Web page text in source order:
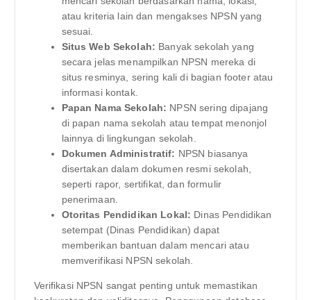
atau kriteria lain dan mengakses NPSN yang
sesuai.
Situs Web Sekolah: Banyak sekolah yang
secara jelas menampilkan NPSN mereka di
situs resminya, sering kali di bagian footer atau
informasi kontak.
Papan Nama Sekolah: NPSN sering dipajang
di papan nama sekolah atau tempat menonjol
lainnya di lingkungan sekolah.
Dokumen Administratif: NPSN biasanya
disertakan dalam dokumen resmi sekolah,
seperti rapor, sertifikat, dan formulir
penerimaan.
Otoritas Pendidikan Lokal: Dinas Pendidikan
setempat (Dinas Pendidikan) dapat
memberikan bantuan dalam mencari atau
memverifikasi NPSN sekolah.
Verifikasi NPSN sangat penting untuk memastikan